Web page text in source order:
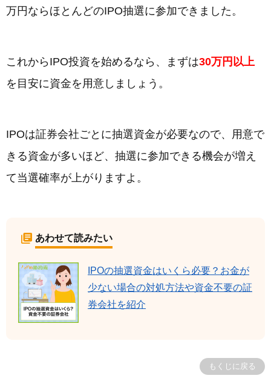
万円ならほとんどのIPO抽選に参加できました。
これからIPO投資を始めるなら、まずは30万円以上
を目安に資金を用意しましょう。
IPOは証券会社ごとに抽選資金が必要なので、用意で
きる資金が多いほど、抽選に参加できる機会が増え
て当選確率が上がりますよ。
あわせて読みたい
IPOの抽選資金はいくら必要？お金が
少ない場合の対処方法や資金不要の証
券会社を紹介
もくじに戻る